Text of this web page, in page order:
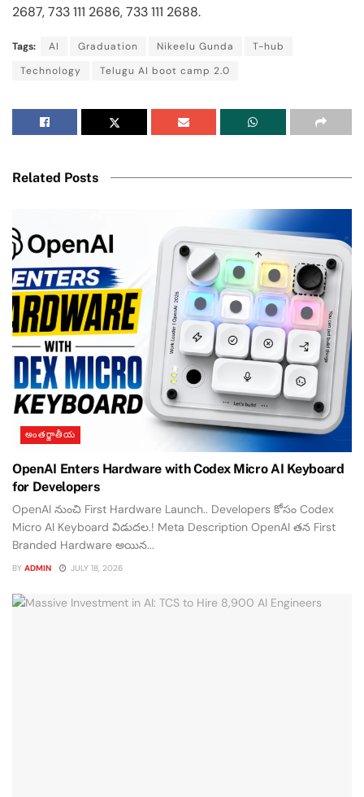
2687, 733 111 2686, 733 111 2688.
Tags: AI Graduation Nikeelu Gunda
T-hub
Technology
Telugu AI boot camp 2.0
Related Posts
అంతర్జాతీయ
OpenAI Enters Hardware with Codex Micro AI Keyboard
for Developers
OpenAI నుంచి First Hardware Launch.. Developers కోసం Codex
Micro AI Keyboard విడుదల.! Meta Description OpenAI తన First
Branded Hardware అయిన...
BY ADMIN JULY 18, 2026